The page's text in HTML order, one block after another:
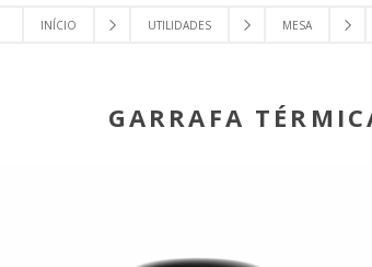
INÍCIO UTILIDADES MESA
GARRAFA